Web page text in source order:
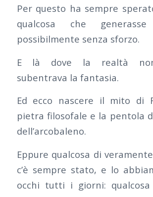
Per questo ha sempre
qualcosa che generasse
possibilmente senza sforzo.
E là dove la realtà
subentrava la fantasia.
Ed ecco nascere il mito di
pietra filosofale e la pentola
dell’arcobaleno.
Eppure qualcosa di veramente
c’è sempre stato, e lo
occhi tutti i giorni: qualcosa